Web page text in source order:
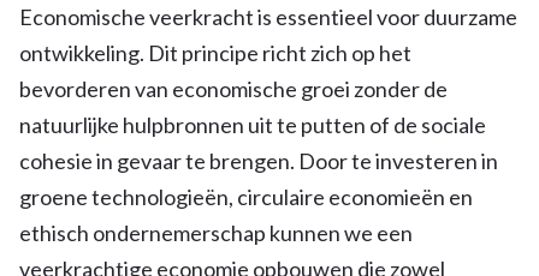
Economische veerkracht is essentieel voor duurzame
ontwikkeling. Dit principe richt zich op het
bevorderen van economische groei zonder de
natuurlijke hulpbronnen uit te putten of de sociale
cohesie in gevaar te brengen. Door te investeren in
groene technologieën, circulaire economieën en
ethisch ondernemerschap kunnen we een
veerkrachtige economie opbouwen die zowel